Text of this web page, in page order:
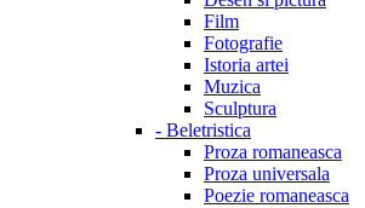
Film
Fotografie
Istoria artei
Muzica
Sculptura
- Beletristica
Proza romaneasca
Proza universala
Poezie romaneasca